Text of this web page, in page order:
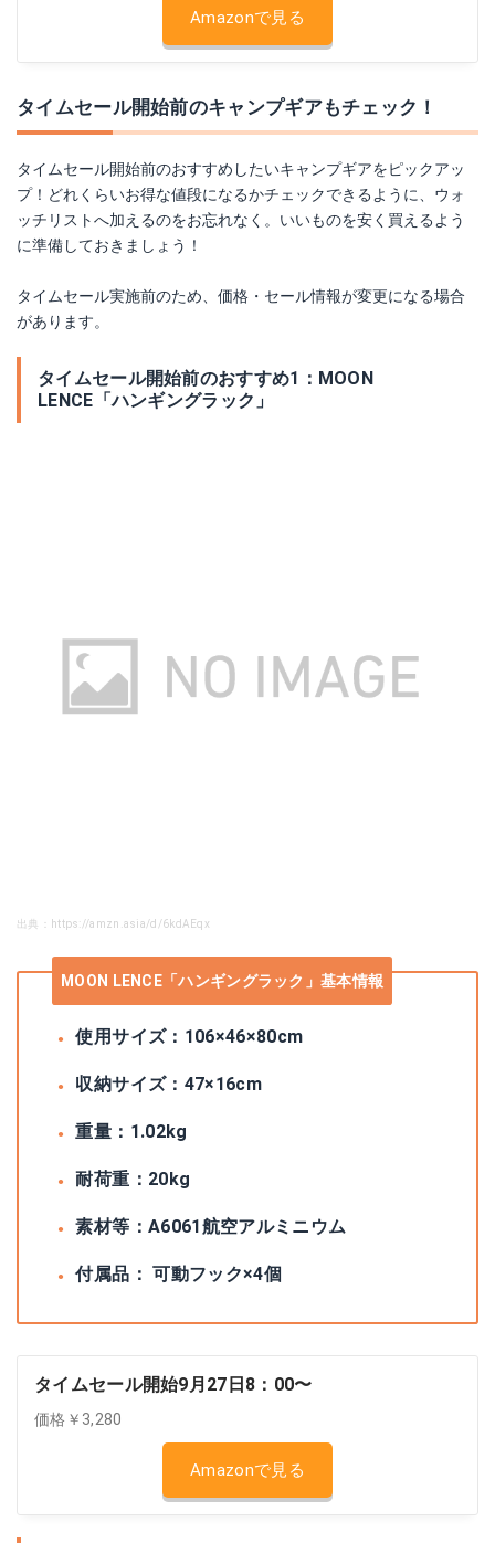
Amazonで見る
タイムセール開始前のキャンプギアもチェック！
タイムセール開始前のおすすめしたいキャンプギアをピックアッ
プ！どれくらいお得な値段になるかチェックできるように、ウォ
ッチリストへ加えるのをお忘れなく。いいものを安く買えるよう
に準備しておきましょう！
タイムセール実施前のため、価格・セール情報が変更になる場合
があります。
タイムセール開始前のおすすめ1：MOON
LENCE「ハンギングラック」
出典：https://amzn.asia/d/6kdAEqx
MOON LENCE「ハンギングラック」基本情報
使用サイズ：106×46×80cm
収納サイズ：47×16cm
重量：1.02kg
耐荷重：20kg
素材等：A6061航空アルミニウム
付属品： 可動フック×4個
タイムセール開始9月27日8：00〜
価格￥3,280
Amazonで見る